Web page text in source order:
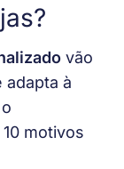
vão
adapta à
motivos